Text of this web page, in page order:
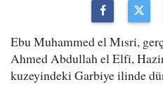
Ebu Muhammed el Mısri,
Ahmed Abdullah el Elfi,
kuzeyindeki Garbiye ilinde